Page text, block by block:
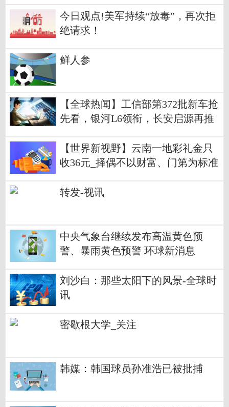
今日观点!美军持续“放毒”，再次拒
绝请求！
鲜人参
【全球热闻】工信部第372批新车抢
先看，银河L6领衔，长安启源再推
【世界新视野】云南一地彩礼金只
收36元_择偶不以财富、门第为标准
转发-视讯
中央气象台继续发布高温黄色预
警、暴雨黄色预警 环球新消息
刘沙白：那些太阳下的风景-全球时
讯
密歇根大学_关注
韩媒：韩国球员孙准浩已被批捕